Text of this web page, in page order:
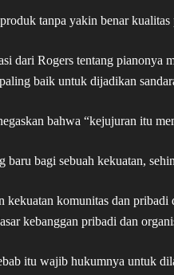
tanpa yakin benar
dari Rogers tentang pianonya
baik untuk dijadikan
bahwa “kejujuran itu
bagi sebuah kekuatan,
kekuatan komunitas dan
kebanggan pribadi dan
itu wajib hukumnya untuk